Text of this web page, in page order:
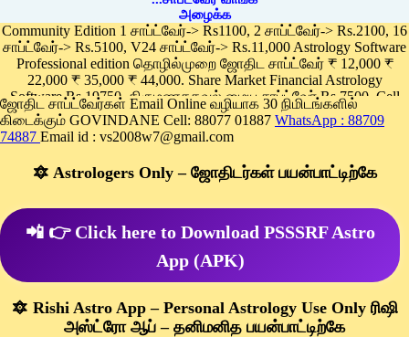
Community Edition 1 சாப்ட்வேர்-> Rs1100, 2 சாப்ட்வேர்-> Rs.2100, 16
சாப்ட்வேர்-> Rs.5100, V24 சாப்ட்வேர்-> Rs.11,000 Astrology Software
Professional edition தொழில்முறை ஜோதிட சாப்ட்வேர் ₹ 12,000 ₹
22,000 ₹ 35,000 ₹ 44,000. Share Market Financial Astrology
Software Rs.19750, திருமணதகவல் மைய சாப்ட்வேர் Rs.7500, Cell
Phone App Rs. 1100
Pay online
ஜோதிட சாப்ட்வேர்கள் Email Online வழியாக 30 நிமிடங்களில்
கிடைக்கும் GOVINDANE Cell: 88077 01887 WhatsApp : 88709
74887 Email id : vs2008w7@gmail.com
🔯 Astrologers Only – ஜோதிடர்கள் பயன்பாட்டிற்கே
📲 👉 Click here to Download PSSSRF Astro
App (APK)
🔯 Rishi Astro App – Personal Astrology Use Only ரிஷி
அஸ்ட்ரோ ஆப் – தனிமனித பயன்பாட்டிற்கே